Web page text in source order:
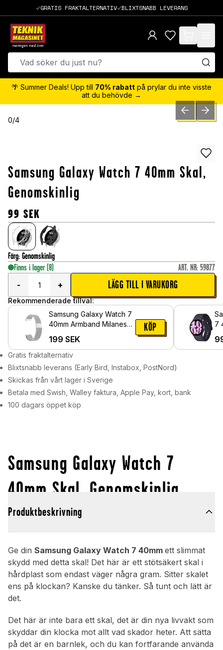
GRATIS FRAKTALTERNATIV BLIXTSNABB LEVERANS
items in cart,
🌴 Summer Deals! Upp till 70% rabatt på prylar du inte visste
att du behövde →
0/4 PREVIOUSNEXT
Samsung Galaxy Watch 7 40mm Skal,
Genomskinlig
99 SEK
Färg: Genomskinlig
Finns i lager (8) ART. NR: 59877
-
+ LÄGG TILL I VARUKORG
Rekommenderade tillval:
Samsung Galaxy Watch 7
40mm Armband Milanese
199 SEK
KÖP
7
Gratis fraktalternativ
Blixtsnabb leverans (Early Bird, Instabox, PostNord)
Skickas från vårt lager i Sverige
Betala med Swish, Walley faktura, Apple Pay, kort, bank
100 dagars öppet köp
Samsung Galaxy Watch 7
40mm Skal, Genomskinlig
Produktbeskrivning
Ge din Samsung Galaxy Watch 7 40mm ett slimmat
skydd med detta skal! Det här är ett stötsäkert skal i
hårdplast som endast väger några gram. Sitter skalet
ens på klockan? Kanske du tänker. Så tunt och lätt är
det.
Det här är inte bara ett skal, det är din nya livvakt som
skyddar din klocka mot allt vad skador heter. Att sätta
på det är en barnlek, och du kan fortfarande använda